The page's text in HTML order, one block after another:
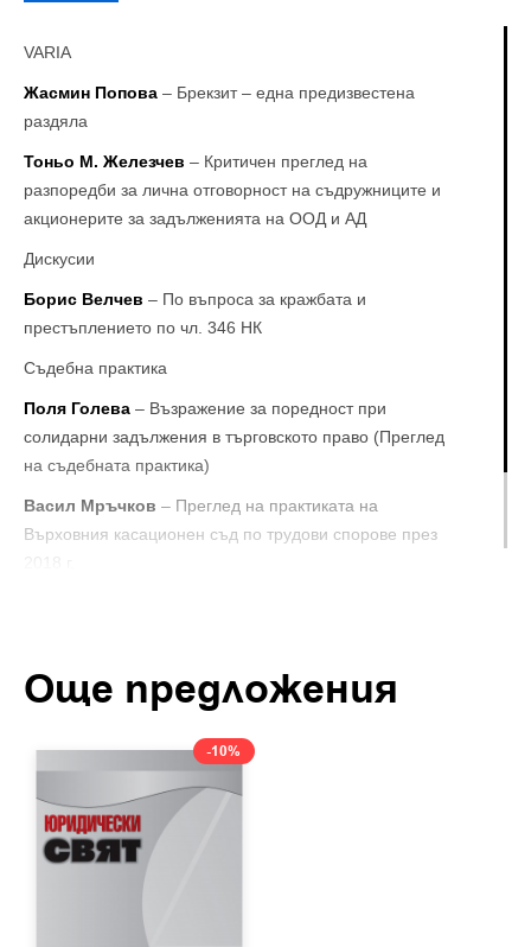
VARIA
Жасмин Попова – Брекзит – една предизвестена
раздяла
Тоньо М. Железчев – Критичен преглед на
разпоредби за лична отговорност на съдружниците и
акционерите за задълженията на ООД и АД
Дискусии
Борис Велчев – По въпроса за кражбата и
престъплението по чл. 346 НК
Съдебна практика
Поля Голева – Възражение за поредност при
солидарни задължения в търговското право (Преглед
на съдебната практика)
Васил Мръчков – Преглед на практиката на
Върховния касационен съд по трудови спорове през
Още предложения
-10%